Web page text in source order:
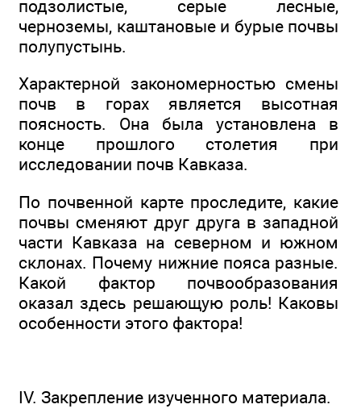
подзолистые, серые лесные,
черноземы, каштановые и бурые почвы
полупустынь.
Характерной закономерностью смены
почв в горах является высотная
поясность. Она была установлена в
конце прошлого столетия при
исследовании почв Кавказа.
По почвенной карте проследите, какие
почвы сменяют друг друга в западной
части Кавказа на северном и южном
склонах. Почему нижние пояса разные.
Какой фактор почвообразования
оказал здесь решающую роль! Каковы
особенности этого фактора!
IV. Закрепление изученного материала.